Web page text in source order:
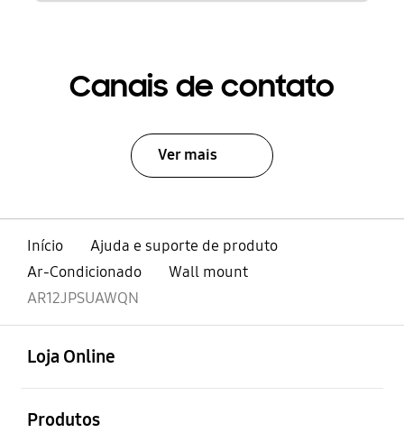
Canais de contato
Ver mais
Início
Ajuda e suporte de produto
Ar-Condicionado
Wall mount
AR12JPSUAWQN
Loja Online
Produtos